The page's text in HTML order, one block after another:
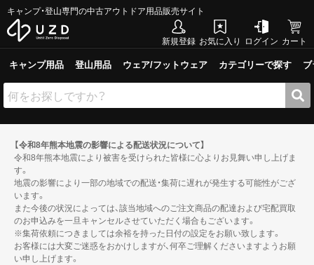
キャンプ・登山専門の中古アウトドア用品販売サイト
新規登録 お気に入り ログイン カート
キャンプ用品 登山用品 ウェア/フットウェア カテゴリーで探す
【令和8年熊本地震の影響による配送状況について】
令和8年熊本地震により被害を受けられた皆様に心よりお見舞い申し上げま
す。
地震の影響により一部の地域での配送・集荷に遅れが発生する可能性がござ
います。
また今後の状況によっては、該当地域へのご注文商品の配達および宅配買取
のお申込みを一旦キャンセルさせていただく場合もございます。
※集荷依頼につきましては余裕を持った日付の設定をお願い致します。
お客様には大変ご迷惑をおかけしますが、何卒ご理解くださいますようお願
い申し上げます。